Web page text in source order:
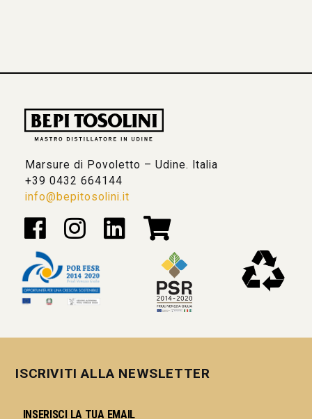
Marsure di Povoletto – Udine. Italia
+39 0432 664144
info@bepitosolini.it
ISCRIVITI ALLA NEWSLETTER